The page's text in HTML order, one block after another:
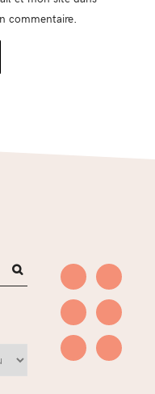
commentaire.